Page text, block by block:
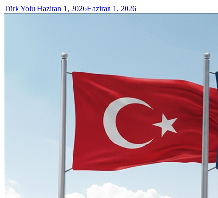
Türk Yolu Haziran 1, 2026Haziran 1, 2026